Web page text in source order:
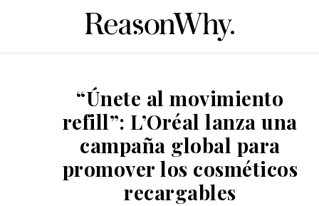
“Únete al movimiento
refill”: L’Oréal lanza una
campaña global para
promover los cosméticos
recargables